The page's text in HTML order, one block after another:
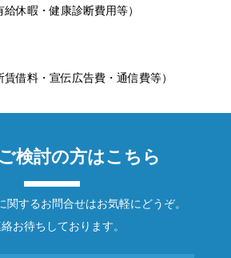
休暇・健康診断費用等）
借料・宣伝広告費・通信費等）
検討の方はこちら
関するお問合せはお気軽にどうぞ。
お待ちしております。